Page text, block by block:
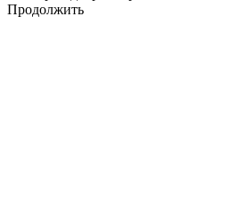
Продолжить